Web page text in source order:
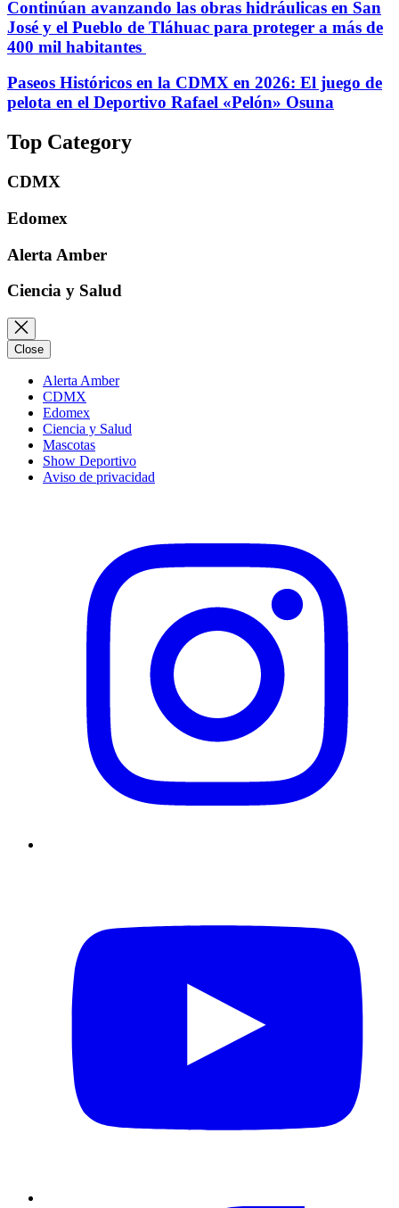
Continúan avanzando las obras hidráulicas en San
José y el Pueblo de Tláhuac para proteger a más de
400 mil habitantes
Paseos Históricos en la CDMX en 2026: El juego de
pelota en el Deportivo Rafael «Pelón» Osuna
Top Category
CDMX
Edomex
Alerta Amber
Ciencia y Salud
Close
Alerta Amber
CDMX
Edomex
Ciencia y Salud
Mascotas
Show Deportivo
Aviso de privacidad